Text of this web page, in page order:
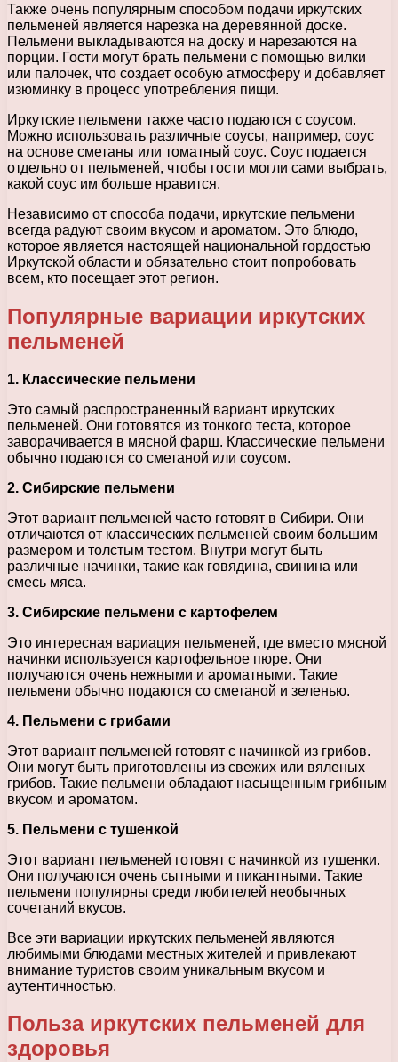
Также очень популярным способом подачи иркутских
пельменей является нарезка на деревянной доске.
Пельмени выкладываются на доску и нарезаются на
порции. Гости могут брать пельмени с помощью вилки
или палочек, что создает особую атмосферу и добавляет
изюминку в процесс употребления пищи.
Иркутские пельмени также часто подаются с соусом.
Можно использовать различные соусы, например, соус
на основе сметаны или томатный соус. Соус подается
отдельно от пельменей, чтобы гости могли сами выбрать,
какой соус им больше нравится.
Независимо от способа подачи, иркутские пельмени
всегда радуют своим вкусом и ароматом. Это блюдо,
которое является настоящей национальной гордостью
Иркутской области и обязательно стоит попробовать
всем, кто посещает этот регион.
Популярные вариации иркутских
пельменей
1. Классические пельмени
Это самый распространенный вариант иркутских
пельменей. Они готовятся из тонкого теста, которое
заворачивается в мясной фарш. Классические пельмени
обычно подаются со сметаной или соусом.
2. Сибирские пельмени
Этот вариант пельменей часто готовят в Сибири. Они
отличаются от классических пельменей своим большим
размером и толстым тестом. Внутри могут быть
различные начинки, такие как говядина, свинина или
смесь мяса.
3. Сибирские пельмени с картофелем
Это интересная вариация пельменей, где вместо мясной
начинки используется картофельное пюре. Они
получаются очень нежными и ароматными. Такие
пельмени обычно подаются со сметаной и зеленью.
4. Пельмени с грибами
Этот вариант пельменей готовят с начинкой из грибов.
Они могут быть приготовлены из свежих или вяленых
грибов. Такие пельмени обладают насыщенным грибным
вкусом и ароматом.
5. Пельмени с тушенкой
Этот вариант пельменей готовят с начинкой из тушенки.
Они получаются очень сытными и пикантными. Такие
пельмени популярны среди любителей необычных
сочетаний вкусов.
Все эти вариации иркутских пельменей являются
любимыми блюдами местных жителей и привлекают
внимание туристов своим уникальным вкусом и
аутентичностью.
Польза иркутских пельменей для
здоровья